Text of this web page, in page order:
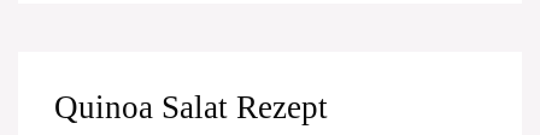
Quinoa Salat Rezept